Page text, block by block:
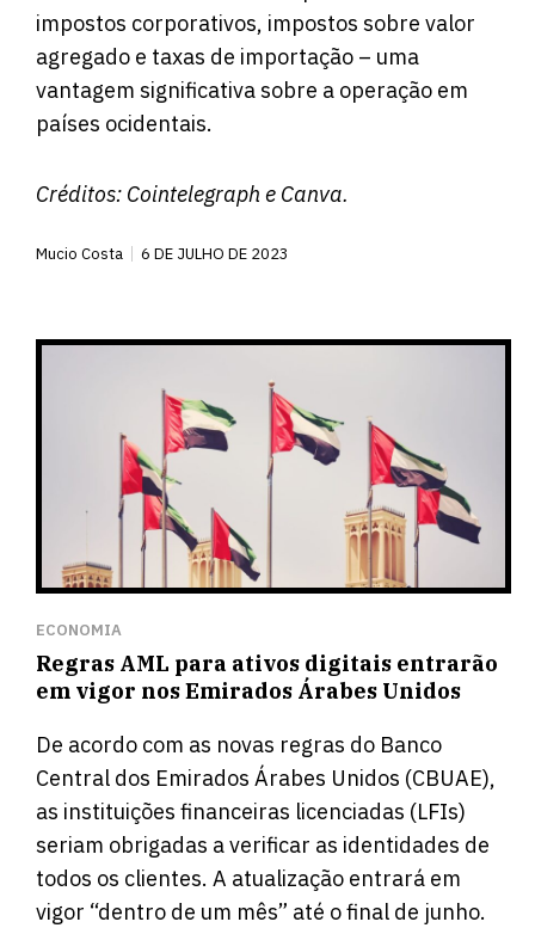
impostos corporativos, impostos sobre valor
agregado e taxas de importação – uma
vantagem significativa sobre a operação em
países ocidentais.
Créditos: Cointelegraph e Canva.
Mucio Costa 6 DE JULHO DE 2023
ECONOMIA
Regras AML para ativos digitais entrarão
em vigor nos Emirados Árabes Unidos
De acordo com as novas regras do Banco
Central dos Emirados Árabes Unidos (CBUAE),
as instituições financeiras licenciadas (LFIs)
seriam obrigadas a verificar as identidades de
todos os clientes. A atualização entrará em
vigor “dentro de um mês” até o final de junho.